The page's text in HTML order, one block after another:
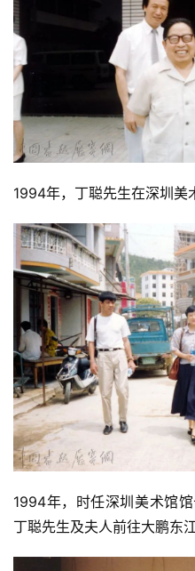
1994年，丁聪先生在深圳美
1994年，时任深圳美术馆
丁聪先生及夫人前往大鹏东